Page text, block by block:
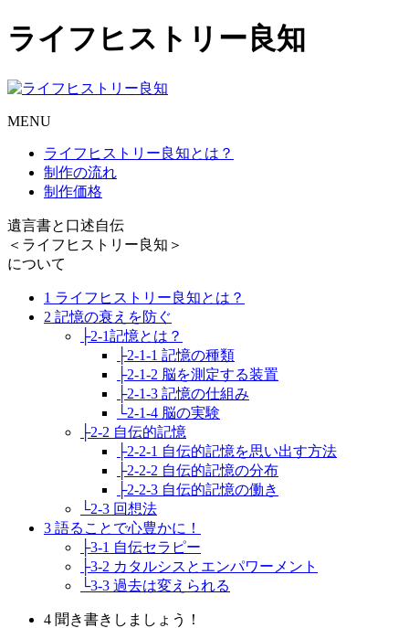
ライフヒストリー良知
MENU
ライフヒストリー良知とは？
制作の流れ
制作価格
遺言書と口述自伝
＜ライフヒストリー良知＞
について
1 ライフヒストリー良知とは？
2 記憶の衰えを防ぐ
├2-1記憶とは？
├2-1-1 記憶の種類
├2-1-2 脳を測定する装置
├2-1-3 記憶の仕組み
└2-1-4 脳の実験
├2-2 自伝的記憶
├2-2-1 自伝的記憶を思い出す方法
├2-2-2 自伝的記憶の分布
├2-2-3 自伝的記憶の働き
└2-3 回想法
3 語ることで心豊かに！
├3-1 自伝セラピー
├3-2 カタルシスとエンパワーメント
└3-3 過去は変えられる
4 聞き書きしましょう！